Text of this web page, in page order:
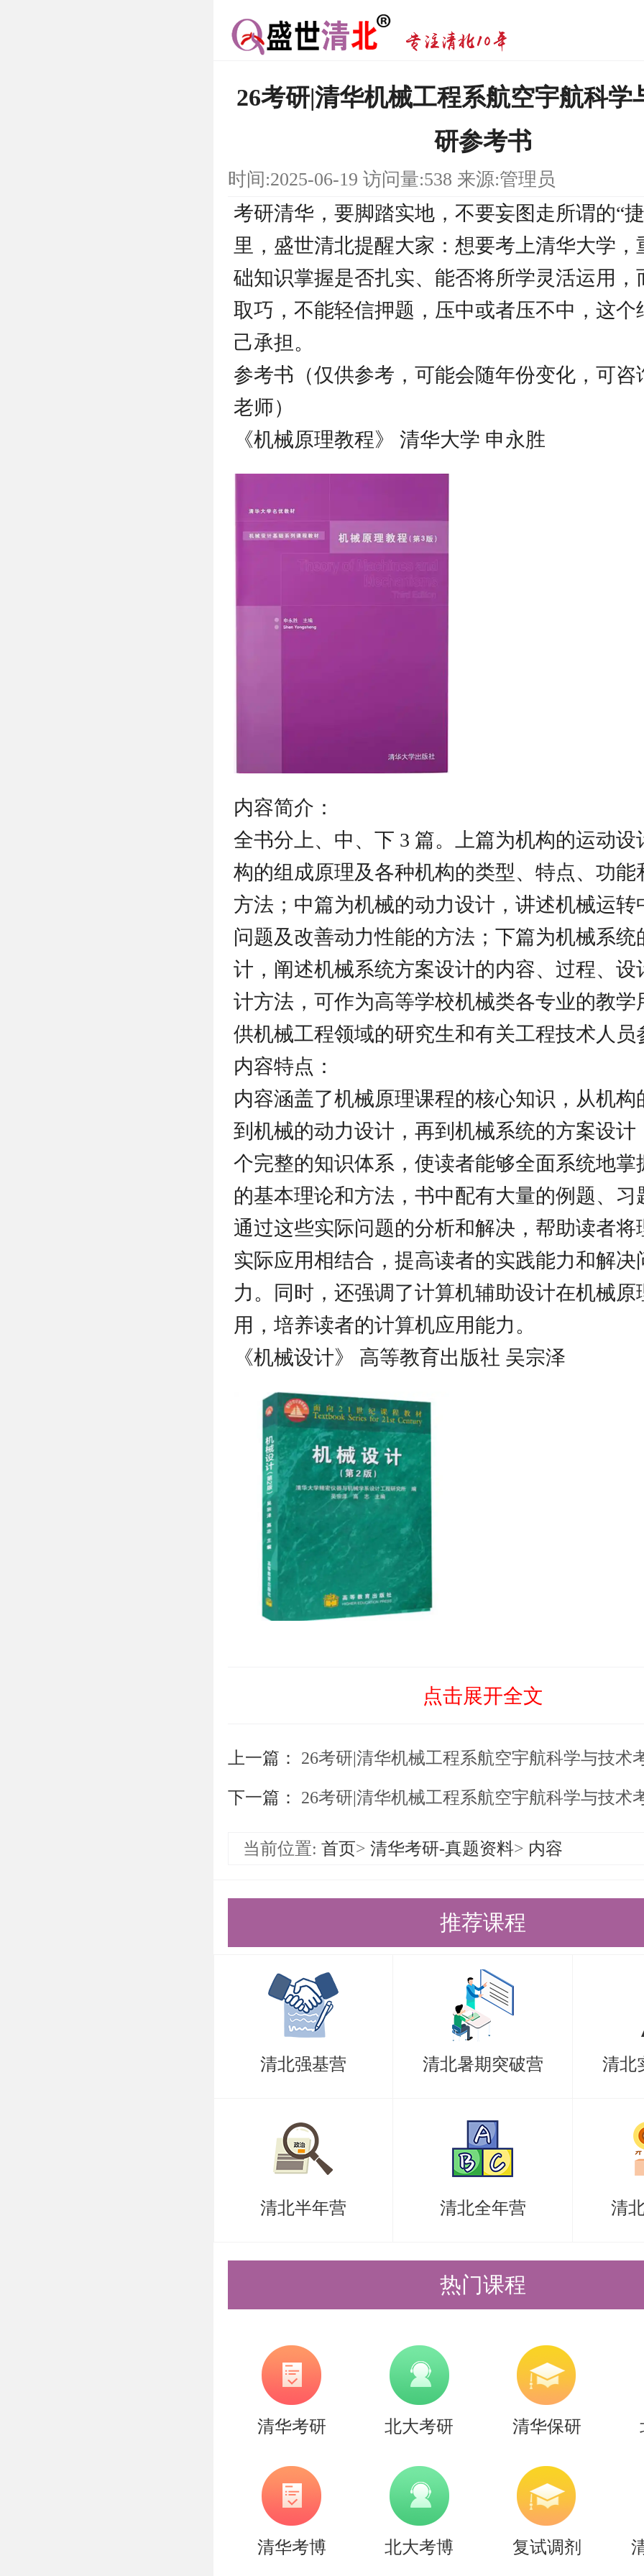
26考研|清华机械工程系航空宇航科学
研参考书
时间:2025-06-19 访问量:538 来源:管理员
考研清华，要脚踏实地，不要妄图走所谓的“
里，盛世清北提醒大家：想要考上清华大学，
础知识掌握是否扎实、能否将所学灵活运用，
取巧，不能轻信押题，压中或者压不中，这个
己承担。
参考书（仅供参考，可能会随年份变化，可咨
老师）
《机械原理教程》 清华大学 申永胜
内容简介：
全书分上、中、下 3 篇。上篇为机构的运动设
构的组成原理及各种机构的类型、特点、功能
方法；中篇为机械的动力设计，讲述机械运转
问题及改善动力性能的方法；下篇为机械系统
计，阐述机械系统方案设计的内容、过程、设
计方法，可作为高等学校机械类各专业的教学
供机械工程领域的研究生和有关工程技术人员
内容特点：
内容涵盖了机械原理课程的核心知识，从机构
到机械的动力设计，再到机械系统的方案设计
个完整的知识体系，使读者能够全面系统地掌
的基本理论和方法，书中配有大量的例题、习
通过这些实际问题的分析和解决，帮助读者将
实际应用相结合，提高读者的实践能力和解决
力。同时，还强调了计算机辅助设计在机械原
用，培养读者的计算机应用能力。
《机械设计》 高等教育出版社 吴宗泽
该书主要作为高等工科学校机械类专业的教
和广泛影响力的教材。
全书分为机械设计总论、常用机械零件的工
的基本理论、方法和技术，涵盖了从机械设
内容特点：
全面覆盖了机械设计的各个方面，包括机械
念、机械零件的失效形式和设计准则、常用
作能力设计计算以及机械零部件的结构设计
种机械零件或部件，都详细介绍了其工作原
者提供了系统而完整的知识体系。书中列举
工程案例和应用实例，将理论知识与实际应
来。通过这些案例，读者可以更好地理解和
应用方法和技巧，提高解决实际问题的能力
安排合理，逻辑清晰，语言简洁明了，易于
读者进行课后练习和巩固所学知识，也为教
了丰富的教学资源。
以上是关于【26考研|清华机械工程系航空宇
术考研参考书】的内容，希望能帮助准备考
们节约时间，提高上岸的成功率！
需要说的是，考清北竞争大，压力大，没方法
持。盛世清北-清北考研集训营，为清北考研
点击展开全文
上一篇： 26考研|清华机械工程系航空宇航科学与技术
下一篇： 26考研|清华机械工程系航空宇航科学与技术考
当前位置: 首页> 清华考研-真题资料> 内容
推荐课程
清北强基营 清北暑期突破营 清北
清北半年营 清北全年营 清
热门课程
清华考研 北大考研 清华保研
清华考博 北大考博 复试调剂